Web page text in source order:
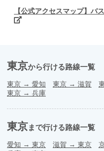
【公式アクセスマップ】バ
東京から行ける路線一覧
東京 → 愛知 東京 → 滋賀
東京 → 兵庫
東京まで行ける路線一覧
愛知 → 東京 滋賀 → 東京